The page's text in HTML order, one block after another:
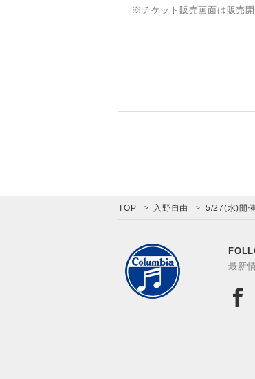
※チケット販売画面は販売
TOP 入野自由 5/27(水)開
最新